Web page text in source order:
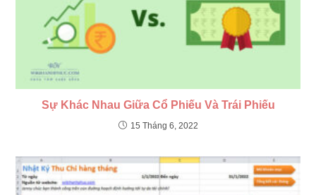
Sự Khác Nhau Giữa Cổ Phiếu Và Trái Phiếu
15 Tháng 6, 2022